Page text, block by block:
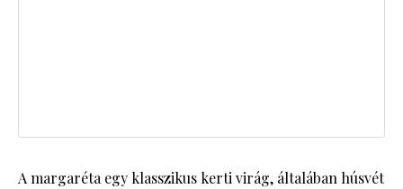
A margaréta egy klasszikus kerti virág, általában húsvét